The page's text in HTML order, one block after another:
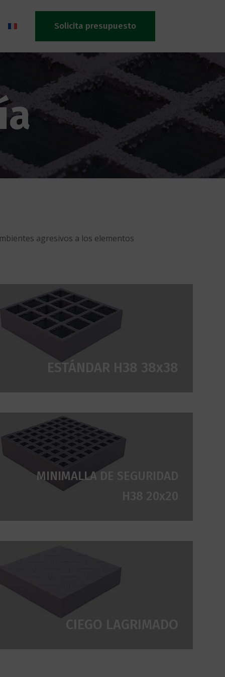
Solicita presupuesto
agresivos a los elementos
ESTÁNDAR H38 38x38
MINIMALLA DE SEGURIDAD
CIEGO LAGRIMADO